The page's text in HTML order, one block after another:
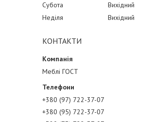
Субота
Вихідний
Неділя
Вихідний
КОНТАКТИ
Меблі ГОСТ
+380 (97) 722-37-07
+380 (95) 722-37-07